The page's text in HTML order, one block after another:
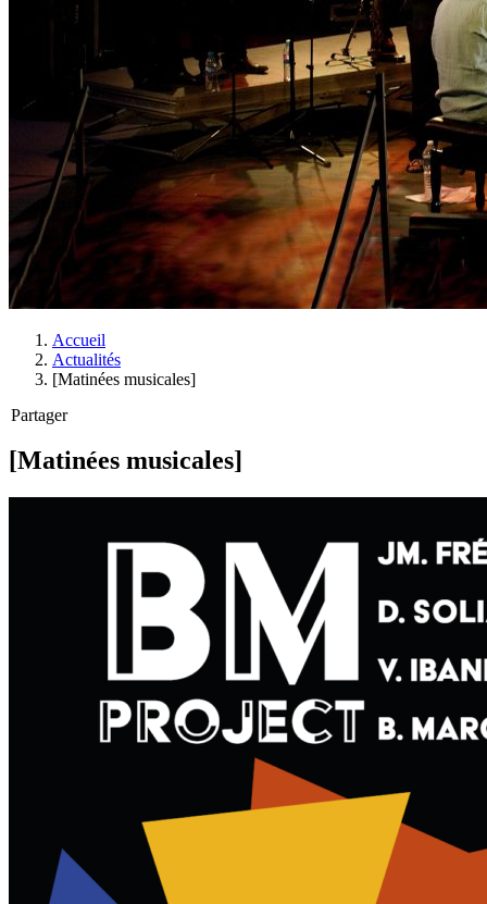
Accueil
Actualités
[Matinées musicales]
Partager
[Matinées musicales]